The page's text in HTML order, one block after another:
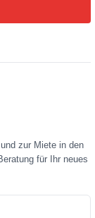
zur Miete in den
für Ihr neues